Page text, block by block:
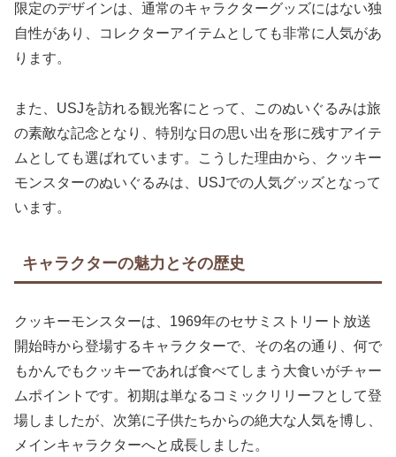
限定のデザインは、通常のキャラクターグッズにはない独
自性があり、コレクターアイテムとしても非常に人気があ
ります。
また、USJを訪れる観光客にとって、このぬいぐるみは旅
の素敵な記念となり、特別な日の思い出を形に残すアイテ
ムとしても選ばれています。こうした理由から、クッキー
モンスターのぬいぐるみは、USJでの人気グッズとなって
います。
キャラクターの魅力とその歴史
クッキーモンスターは、1969年のセサミストリート放送
開始時から登場するキャラクターで、その名の通り、何で
もかんでもクッキーであれば食べてしまう大食いがチャー
ムポイントです。初期は単なるコミックリリーフとして登
場しましたが、次第に子供たちからの絶大な人気を博し、
メインキャラクターへと成長しました。